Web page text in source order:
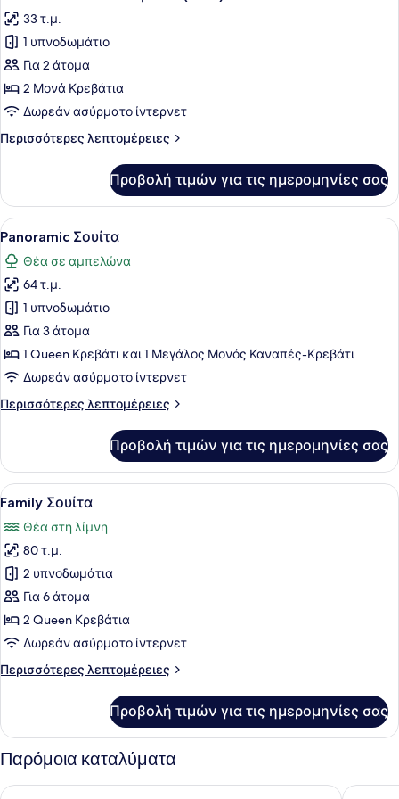
όλων
των
φωτογραφιών
για
Premium
Δίκλινο
(Twin)
33 τ.μ.
1 υπνοδωμάτιο
Για 2 άτομα
2 Μονά Κρεβάτια
Δωρεάν ασύρματο ίντερνετ
Περισσότερες λεπτομέρειες
Περισσότερες
Δίκλινο
Δωμάτιο
(Twin)
Προβολή τιμών για τις ημερομηνίες σας
Προβολή
όλων
των
φωτογραφιών
για
Panoramic
Σουίτα
Ένα υπνοδωμάτιο με ένα
4
Panoramic Σουίτα
Θέα σε αμπελώνα
64 τ.μ.
1 υπνοδωμάτιο
Για 3 άτομα
1 Queen Κρεβάτι και 1 Μεγάλος Μονός Καναπές-Κρεβάτι
Δωρεάν ασύρματο ίντερνετ
Περισσότερες λεπτομέρειες
Περισσότερες
Σουίτα
Προβολή τιμών για τις ημερομηνίες σας
Προβολή
όλων
των
φωτογραφιών
για
Family
Σουίτα
Ένα υπνοδωμάτιο με ένα μεγάλο
5
Family Σουίτα
Θέα στη λίμνη
80 τ.μ.
2 υπνοδωμάτια
Για 6 άτομα
2 Queen Κρεβάτια
Δωρεάν ασύρματο ίντερνετ
Περισσότερες λεπτομέρειες
Περισσότερες
Σουίτα
Προβολή τιμών για τις ημερομηνίες σας
Παρόμοια καταλύματα
Hotel Morgana Hotel